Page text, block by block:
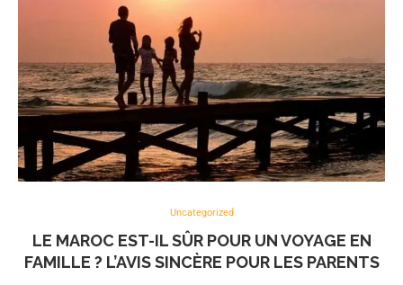
Uncategorized
LE MAROC EST-IL SÛR POUR UN VOYAGE EN
FAMILLE ? L’AVIS SINCÈRE POUR LES PARENTS